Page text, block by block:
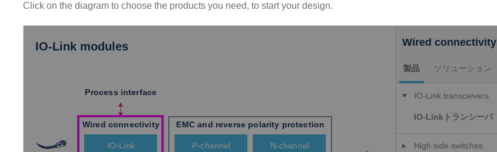
Click on the diagram to choose the products you need, to start your design.
IO-Link modules Wired connectivity
製品 ソリューション
IO-Link transceivers
IO-Linkトランシーバ
High side switches